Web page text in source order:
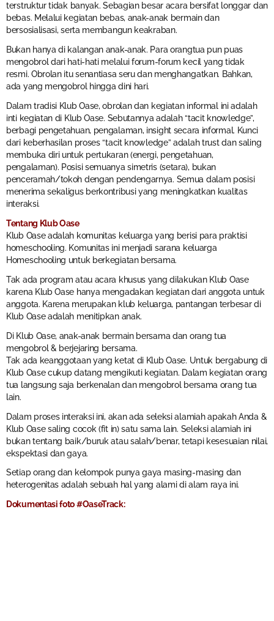
terstruktur tidak banyak. Sebagian besar acara bersifat longgar dan
bebas. Melalui kegiatan bebas, anak-anak bermain dan
bersosialisasi, serta membangun keakraban.
Bukan hanya di kalangan anak-anak. Para orangtua pun puas
mengobrol dari hati-hati melalui forum-forum kecil yang tidak
resmi. Obrolan itu senantiasa seru dan menghangatkan. Bahkan,
ada yang mengobrol hingga dini hari.
Dalam tradisi Klub Oase, obrolan dan kegiatan informal ini adalah
inti kegiatan di Klub Oase. Sebutannya adalah “tacit knowledge”,
berbagi pengetahuan, pengalaman, insight secara informal. Kunci
dari keberhasilan proses “tacit knowledge” adalah trust dan saling
membuka diri untuk pertukaran (energi, pengetahuan,
pengalaman). Posisi semuanya simetris (setara), bukan
penceramah/tokoh dengan pendengarnya. Semua dalam posisi
menerima sekaligus berkontribusi yang meningkatkan kualitas
interaksi.
Tentang Klub Oase
Klub Oase adalah komunitas keluarga yang berisi para praktisi
homeschooling. Komunitas ini menjadi sarana keluarga
Homeschooling untuk berkegiatan bersama.
Tak ada program atau acara khusus yang dilakukan Klub Oase
karena Klub Oase hanya mengadakan kegiatan dari anggota untuk
anggota. Karena merupakan klub keluarga, pantangan terbesar di
Klub Oase adalah menitipkan anak.
Di Klub Oase, anak-anak bermain bersama dan orang tua
mengobrol & berjejaring bersama.
Tak ada keanggotaan yang ketat di Klub Oase. Untuk bergabung di
Klub Oase cukup datang mengikuti kegiatan. Dalam kegiatan orang
tua langsung saja berkenalan dan mengobrol bersama orang tua
lain.
Dalam proses interaksi ini, akan ada seleksi alamiah apakah Anda &
Klub Oase saling cocok (fit in) satu sama lain. Seleksi alamiah ini
bukan tentang baik/buruk atau salah/benar, tetapi kesesuaian nilai,
ekspektasi dan gaya.
Setiap orang dan kelompok punya gaya masing-masing dan
heterogenitas adalah sebuah hal yang alami di alam raya ini.
Dokumentasi foto #OaseTrack: